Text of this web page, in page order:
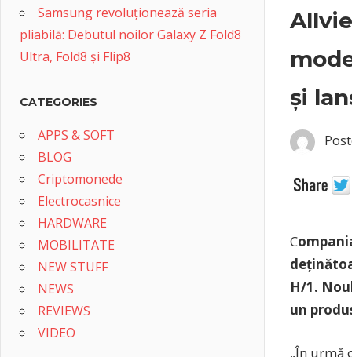
și
C
H/1.
un
„În urmă
Samsung revoluționează seria
pliabilă: Debutul noilor Galaxy Z Fold8
Ultra, Fold8 și Flip8
CATEGORIES
APPS & SOFT
BLOG
Criptomonede
Electrocasnice
HARDWARE
MOBILITATE
NEW STUFF
NEWS
REVIEWS
VIDEO